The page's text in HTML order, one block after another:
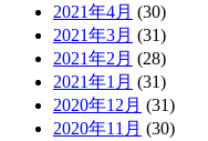
2021年4月 (30)
2021年3月 (31)
2021年2月 (28)
2021年1月 (31)
2020年12月 (31)
2020年11月 (30)